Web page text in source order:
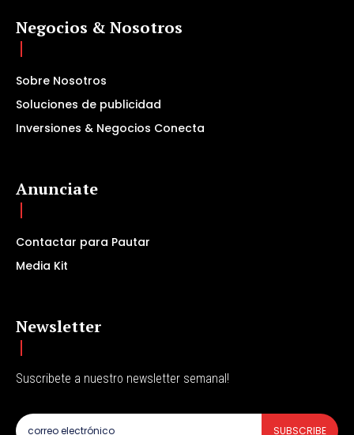
Negocios & Nosotros
Sobre Nosotros
Soluciones de publicidad
Inversiones & Negocios Conecta
Anunciate
Contactar para Pautar
Media Kit
Newsletter
Suscribete a nuestro newsletter semanal!
SUBSCRIBE